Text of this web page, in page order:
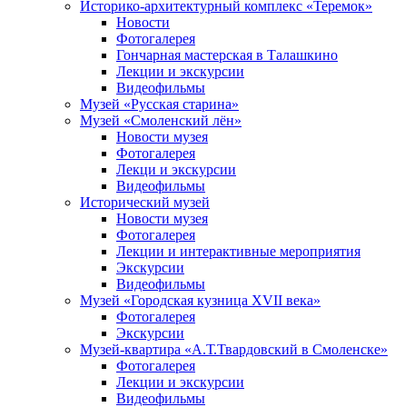
Историко-архитектурный комплекс «Теремок»
Новости
Фотогалерея
Гончарная мастерская в Талашкино
Лекции и экскурсии
Видеофильмы
Музей «Русская старина»
Музей «Смоленский лён»
Новости музея
Фотогалерея
Лекци и экскурсии
Видеофильмы
Исторический музей
Новости музея
Фотогалерея
Лекции и интерактивные мероприятия
Экскурсии
Видеофильмы
Музей «Городская кузница XVII века»
Фотогалерея
Экскурсии
Музей-квартира «А.Т.Твардовский в Смоленске»
Фотогалерея
Лекции и экскурсии
Видеофильмы